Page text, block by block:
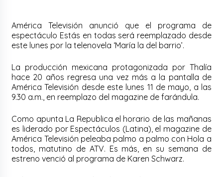
América Televisión anunció que el programa de
espectáculo Estás en todas será reemplazado desde
este lunes por la telenovela ‘María la del barrio’.
La producción mexicana protagonizada por Thalía
hace 20 años regresa una vez más a la pantalla de
América Televisión desde este lunes 11 de mayo, a las
9.30 a.m., en reemplazo del magazine de farándula.
Como apunta La Republica el horario de las mañanas
es liderado por Espectáculos (Latina), el magazine de
América Televisión peleaba palmo a palmo con Hola a
todos, matutino de ATV. Es más, en su semana de
estreno venció al programa de Karen Schwarz.